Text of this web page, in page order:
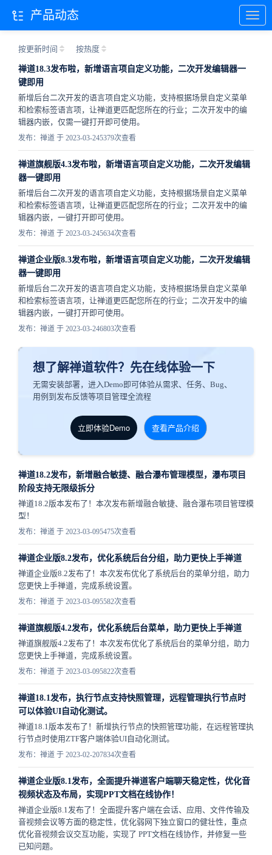
按更新时间 按热度
禅道18.3发布啦，新增语言项自定义功能，二次开发编辑器一
键即用
新增后台二次开发的语言项自定义功能，支持根据场景自定义菜单
和检索标签语言项，让禅道更匹配您所在的行业；二次开发中的编
辑器内嵌，仅需一键打开即可使用。
发布：禅道 于 2023-03-245379次查看
禅道旗舰版4.3发布啦，新增语言项自定义功能，二次开发编辑
器一键即用
新增后台二次开发的语言项自定义功能，支持根据场景自定义菜单
和检索标签语言项，让禅道更匹配您所在的行业；二次开发中的编
辑器内嵌，一键打开即可使用。
发布：禅道 于 2023-03-245634次查看
禅道企业版8.3发布啦，新增语言项自定义功能，二次开发编辑
器一键即用
新增后台二次开发的语言项自定义功能，支持根据场景自定义菜单
和检索标签语言项，让禅道更匹配您所在的行业；二次开发中的编
辑器内嵌，一键打开即可使用。
发布：禅道 于 2023-03-246803次查看
想了解禅道软件？先在线体验一下
无需安装部署，进入Demo即可体验从需求、任务、Bug、
用例到发布反馈等项目管理全流程
立即体验Demo 查看产品介绍
禅道18.2发布，新增融合敏捷、融合瀑布管理模型，瀑布项目
阶段支持无限级拆分
禅道18.2版本发布了！本次发布新增融合敏捷、融合瀑布项目管理模
型！
发布：禅道 于 2023-03-095475次查看
禅道企业版8.2发布，优化系统后台分组，助力更快上手禅道
禅道企业版8.2发布了！本次发布优化了系统后台的菜单分组，助力
您更快上手禅道，完成系统设置。
发布：禅道 于 2023-03-095582次查看
禅道旗舰版4.2发布，优化系统后台菜单，助力更快上手禅道
禅道旗舰版4.2发布了！本次发布优化了系统后台的菜单分组，助力
您更快上手禅道，完成系统设置。
发布：禅道 于 2023-03-095822次查看
禅道18.1发布，执行节点支持快照管理，远程管理执行节点时
可以体验UI自动化测试。
禅道18.1版本发布了！新增执行节点的快照管理功能，在远程管理执
行节点时使用ZTF客户端体验UI自动化测试。
发布：禅道 于 2023-02-207834次查看
禅道企业版8.1发布，全面提升禅道客户端聊天稳定性，优化音
视频状态及布局，实现PPT文档在线协作！
禅道企业版8.1发布了！全面提升客户端在会话、应用、文件传输及
音视频会议等方面的稳定性，优化弱网下独立窗口的健壮性，重点
优化音视频会议交互功能，实现了 PPT文档在线协作，并修复一些
已知问题。
产品动态